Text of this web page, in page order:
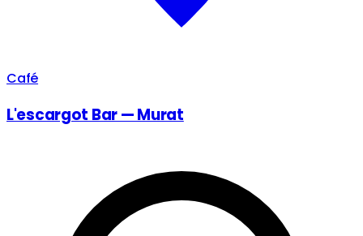
Café
L'escargot Bar — Murat